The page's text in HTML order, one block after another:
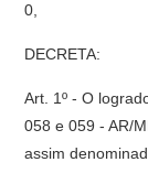
0,
DECRETA:
Art. 1º - O
058 e 059 - AR/
assim